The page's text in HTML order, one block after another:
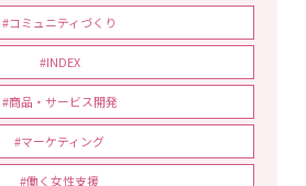
#コミュニティづくり
#INDEX
#商品・サービス開発
#マーケティング
#働く女性支援